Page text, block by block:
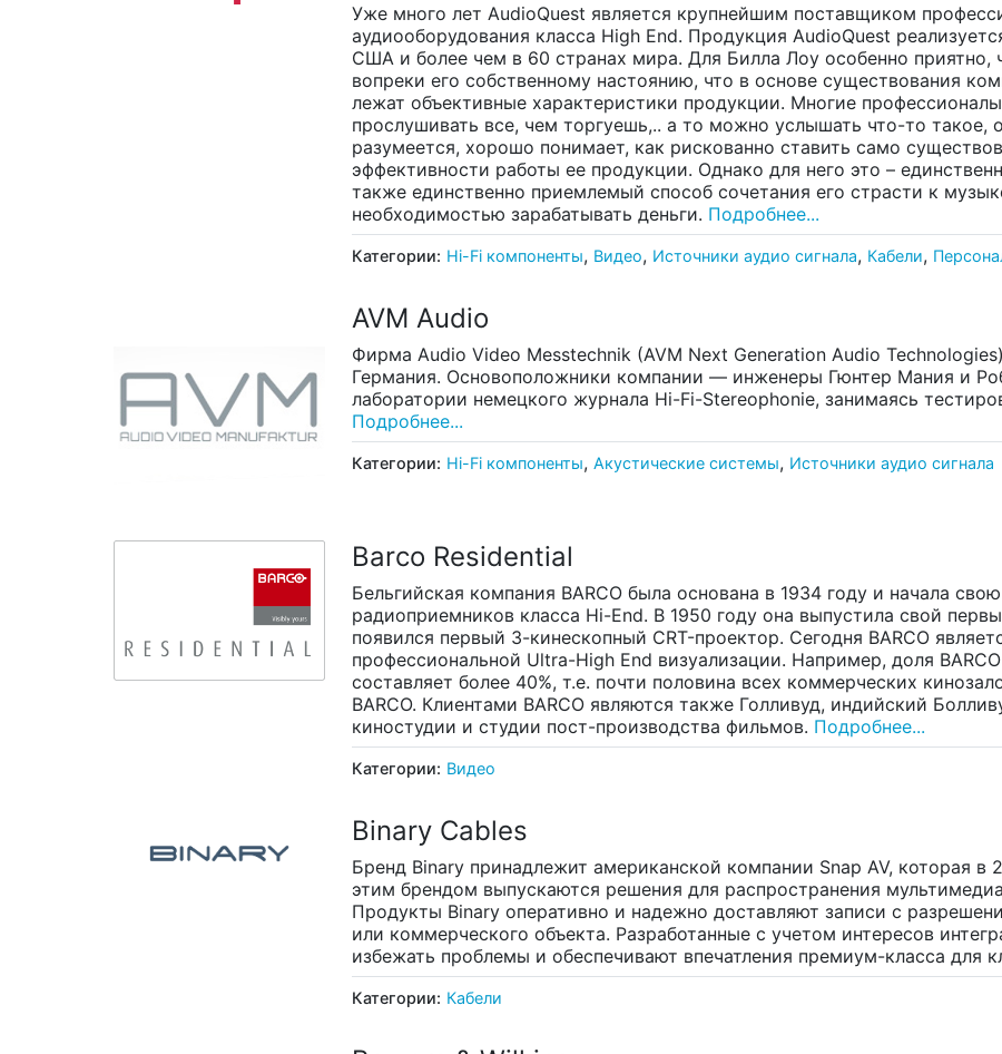
Уже много лет AudioQuest является крупнейшим поставщиком
аудиооборудования класса High End. Продукция AudioQuest
США и более чем в 60 странах мира. Для Билла Лоу особенно
вопреки его собственному настоянию, что в основе существования
лежат объективные характеристики продукции. Многие
прослушивать все, чем торгуешь,.. а то можно услышать что-то такое,
разумеется, хорошо понимает, как рискованно ставить само
эффективности работы ее продукции. Однако для него это –
также единственно приемлемый способ сочетания его страсти к
необходимостью зарабатывать деньги. Подробнее...
Категории: Hi-Fi компоненты, Видео, Источники аудио сигнала, Кабели,
AVM Audio
Фирма Audio Video Messtechnik (AVM Next Generation Audio
Германия. Основоположники компании — инженеры Гюнтер Мания и
лаборатории немецкого журнала Hi-Fi-Stereophonie, занимаясь
Подробнее...
Категории: Hi-Fi компоненты, Акустические системы, Источники аудио сигнала
Barco Residential
Бельгийская компания BARCO была основана в 1934 году и начала
радиоприемников класса Hi-End. В 1950 году она выпустила свой
появился первый 3-кинескопный CRT-проектор. Сегодня BARCO
профессиональной Ultra-High End визуализации. Например, доля
составляет более 40%, т.е. почти половина всех коммерческих
BARCO. Клиентами BARCO являются также Голливуд, индийский
киностудии и студии пост-производства фильмов. Подробнее...
Категории: Видео
Binary Cables
Бренд Binary принадлежит американской компании Snap AV, которая в
этим брендом выпускаются решения для распространения
Продукты Binary оперативно и надежно доставляют записи с
или коммерческого объекта. Разработанные с учетом интересов
избежать проблемы и обеспечивают впечатления премиум-класса для
Категории: Кабели